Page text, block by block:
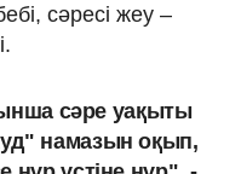
сәресі жеу –
сәре уақыты
намазын оқып,